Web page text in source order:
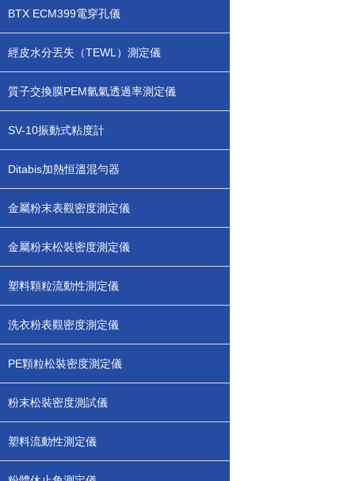
BTX ECM399電穿孔儀
經皮水分丟失（TEWL）測定儀
質子交換膜PEM氫氣透過率測定儀
SV-10振動式粘度計
Ditabis加熱恒溫混勻器
金屬粉末表觀密度測定儀
金屬粉末松裝密度測定儀
塑料顆粒流動性測定儀
洗衣粉表觀密度測定儀
PE顆粒松裝密度測定儀
粉末松裝密度測試儀
塑料流動性測定儀